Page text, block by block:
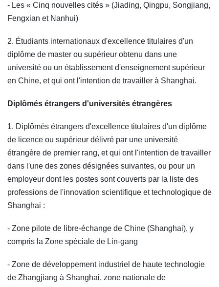
- Les « Cinq nouvelles cités » (Jiading, Qingpu, Songjiang,
Fengxian et Nanhui)
2. Étudiants internationaux d'excellence titulaires d'un
diplôme de master ou supérieur obtenu dans une
université ou un établissement d'enseignement supérieur
en Chine, et qui ont l'intention de travailler à Shanghai.
Diplômés étrangers d'universités étrangères
1. Diplômés étrangers d'excellence titulaires d'un diplôme
de licence ou supérieur délivré par une université
étrangère de premier rang, et qui ont l'intention de travailler
dans l'une des zones désignées suivantes, ou pour un
employeur dont les postes sont couverts par la liste des
professions de l'innovation scientifique et technologique de
Shanghai :
- Zone pilote de libre-échange de Chine (Shanghai), y
compris la Zone spéciale de Lin-gang
- Zone de développement industriel de haute technologie
de Zhangjiang à Shanghai, zone nationale de